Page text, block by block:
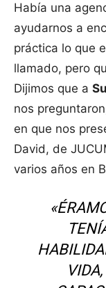
Había una
ayudarnos a
práctica lo que
llamado, pero
Dijimos que a
nos
en que nos
David, de
varios años en